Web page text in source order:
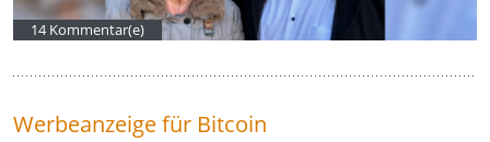
14 Kommentar(e)
Werbeanzeige für Bitcoin